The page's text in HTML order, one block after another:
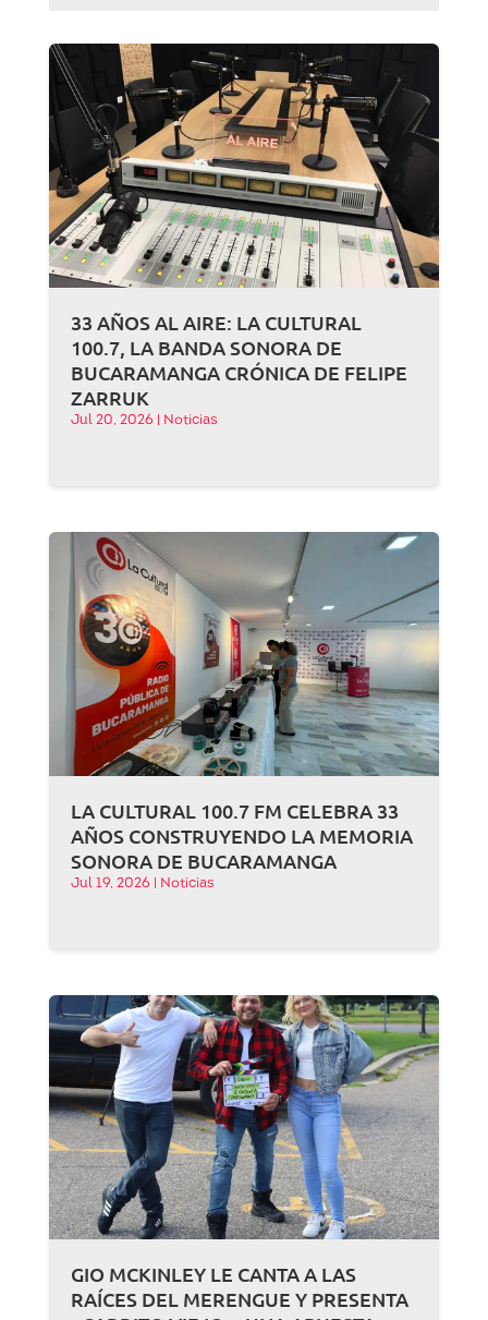
33 AÑOS AL AIRE: LA CULTURAL
100.7, LA BANDA SONORA DE
BUCARAMANGA CRÓNICA DE FELIPE
ZARRUK
Jul 20, 2026 Noticias
LA CULTURAL 100.7 FM CELEBRA 33
AÑOS CONSTRUYENDO LA MEMORIA
SONORA DE BUCARAMANGA
Jul 19, 2026 Noticias
GIO MCKINLEY LE CANTA A LAS
RAÍCES DEL MERENGUE Y PRESENTA